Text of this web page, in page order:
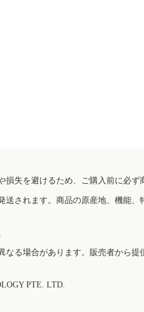
失を避けるため、ご購入前に必ず
されます。商品の原産地、機能
る場合があります。販売者から
PTE. LTD.